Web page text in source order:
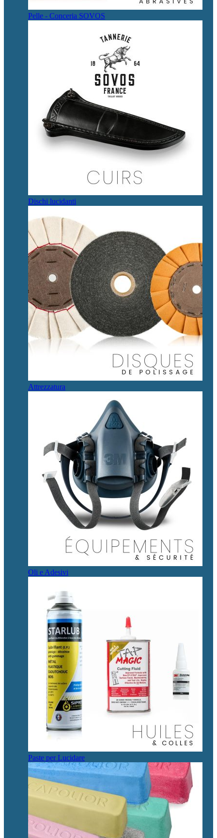
Pelle - Conceria SOVOS
Dischi lucidanti
Attrezzatura
Oli e Adesivi
Paste per Lucidare